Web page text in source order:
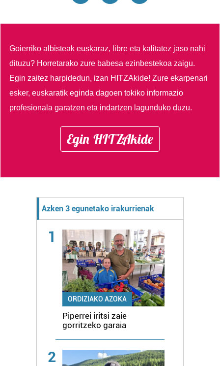
Goierriko albisteak euskaraz, libre eta kalitatez jaso nahi
dituzu? Horretarako zure babesa ezinbestekoa zaigu.
Egin zaitez harpidedun, izan HITZAkide!Zure ekarpenari
esker, euskaratik eginda dagoen tokiko informazio
profesionala garatzen eta indartzen lagunduko duzu.
Egin HITZAkide
Azken 3 egunetako irakurrienak
1
ORDIZIAKO AZOKA
Piperrei iritsi zaie
gorritzeko garaia
2